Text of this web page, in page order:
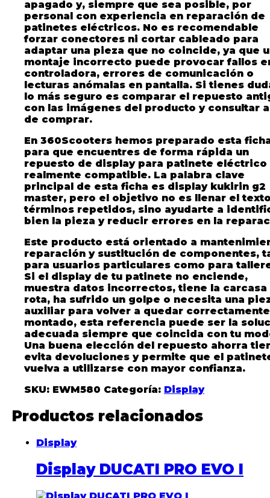
apagado y, siempre que sea posible, por
personal con experiencia en reparación de
patinetes eléctricos. No es recomendable
forzar conectores ni cortar cableado para
adaptar una pieza que no coincide, ya que
montaje incorrecto puede provocar fallos
controladora, errores de comunicación o
lecturas anómalas en pantalla. Si tienes
lo más seguro es comparar el repuesto
con las imágenes del producto y consultar
de comprar.
En 360Scooters hemos preparado esta
para que encuentres de forma rápida un
repuesto de display para patinete eléctrico
realmente compatible. La palabra clave
principal de esta ficha es display kukirin g2
master, pero el objetivo no es llenar el
términos repetidos, sino ayudarte a
bien la pieza y reducir errores en la
Este producto está orientado a
reparación y sustitución de componentes,
para usuarios particulares como para
Si el display de tu patinete no enciende,
muestra datos incorrectos, tiene la carcasa
rota, ha sufrido un golpe o necesita una
auxiliar para volver a quedar correctamente
montado, esta referencia puede ser la
adecuada siempre que coincida con tu
Una buena elección del repuesto ahorra
evita devoluciones y permite que el
vuelva a utilizarse con mayor confianza.
SKU: EWM580 Categoría: Display
Productos relacionados
Display
Display DUCATI PRO EVO I